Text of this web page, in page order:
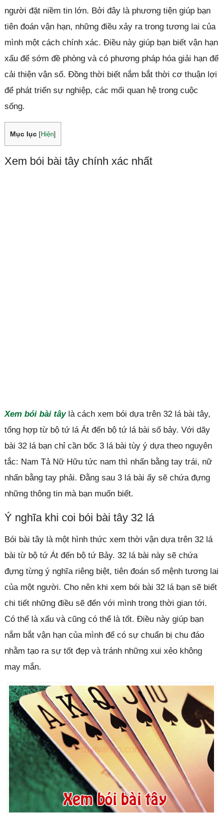
người đặt niềm tin lớn. Bởi đây là phương tiện giúp bạn
tiên đoán vận hạn, những điều xảy ra trong tương lai của
mình một cách chính xác. Điều này giúp bạn biết vận hạn
xấu để sớm đề phòng và có phương pháp hóa giải hạn để
cải thiện vận số. Đồng thời biết nắm bắt thời cơ thuận lợi
để phát triển sự nghiệp, các mối quan hệ trong cuộc
sống.
Mục lục Hiện]
Xem bói bài tây chính xác nhất
Xem bói bài tâylà cách xem bói dựa trên 32 lá bài tây,
tổng hợp từ bộ tứ lá Át đến bộ tứ lá bài số bảy. Với dãy
bài 32 lá bạn chỉ cần bốc 3 lá bài tùy ý dựa theo nguyên
tắc: Nam Tả Nữ Hữu tức nam thì nhấn bằng tay trái, nữ
nhấn bằng tay phải. Đằng sau 3 lá bài ấy sẽ chứa đựng
những thông tin mà bạn muốn biết.
Ý nghĩa khi coi bói bài tây 32 lá
Bói bài tây là một hình thức xem thời vận dựa trên 32 lá
bài từ bộ tứ Át đến bộ tứ Bảy. 32 lá bài này sẽ chứa
đựng từng ý nghĩa riêng biệt, tiên đoán số mệnh tương lai
của một người. Cho nên khi xem bói bài 32 lá bạn sẽ biết
chi tiết những điều sẽ đến với mình trong thời gian tới.
Có thể là xấu và cũng có thể là tốt. Điều này giúp bạn
nắm bắt vận hạn của mình để có sự chuẩn bị chu đáo
nhằm tạo ra sự tốt đẹp và tránh những xui xẻo không
may mắn.